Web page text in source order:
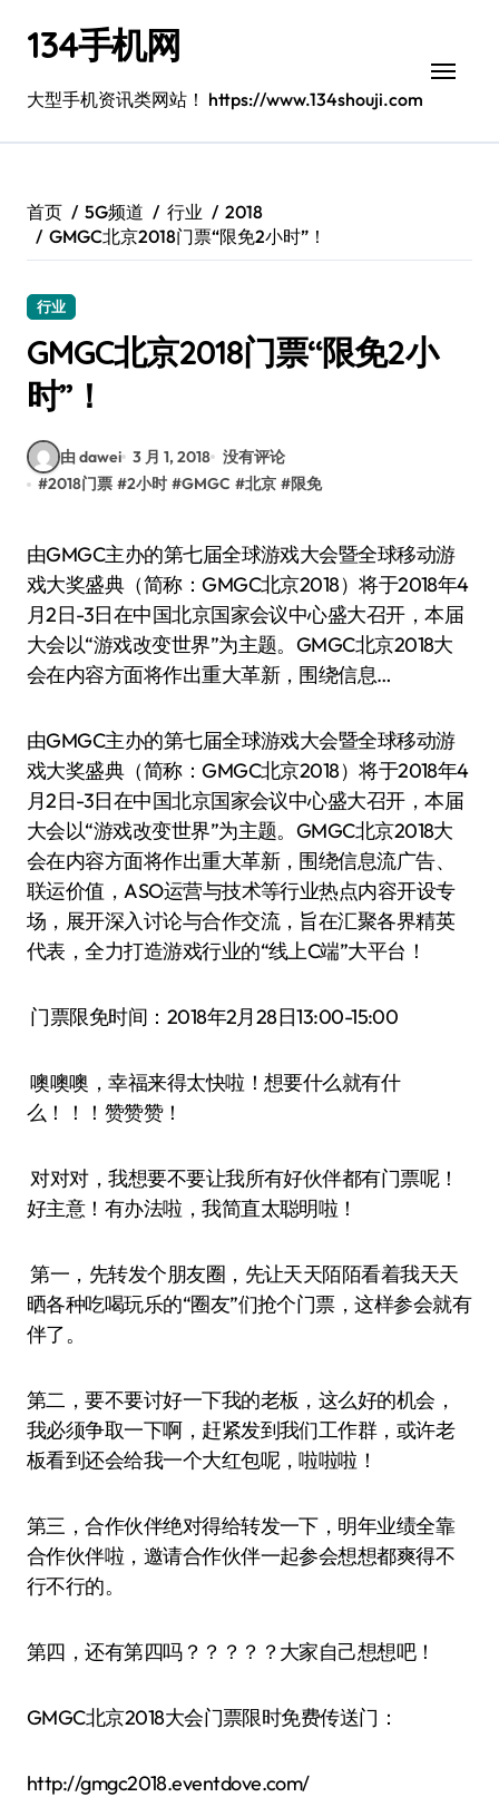
134手机网
大型手机资讯类网站！ https://www.134shouji.com
首页 5G频道 行业
2018
GMGC北京2018门票“限免2小时”！
行业
GMGC北京2018门票“限免2小
时”！
由 dawei 3 月 1, 2018 没有评论
#2018门票 #2小时 #GMGC #北京 #限免
由GMGC主办的第七届全球游戏大会暨全球移动游
戏大奖盛典（简称：GMGC北京2018）将于2018年4
月2日-3日在中国北京国家会议中心盛大召开，本届
大会以“游戏改变世界”为主题。GMGC北京2018大
会在内容方面将作出重大革新，围绕信息…
由GMGC主办的第七届全球游戏大会暨全球移动游
戏大奖盛典（简称：GMGC北京2018）将于2018年4
月2日-3日在中国北京国家会议中心盛大召开，本届
大会以“游戏改变世界”为主题。GMGC北京2018大
会在内容方面将作出重大革新，围绕信息流广告、
联运价值，ASO运营与技术等行业热点内容开设专
场，展开深入讨论与合作交流，旨在汇聚各界精英
代表，全力打造游戏行业的“线上C端”大平台！
门票限免时间：2018年2月28日13:00-15:00
噢噢噢，幸福来得太快啦！想要什么就有什
么！！！赞赞赞！
对对对，我想要不要让我所有好伙伴都有门票呢！
好主意！有办法啦，我简直太聪明啦！
第一，先转发个朋友圈，先让天天陌陌看着我天天
晒各种吃喝玩乐的“圈友”们抢个门票，这样参会就有
伴了。
第二，要不要讨好一下我的老板，这么好的机会，
我必须争取一下啊，赶紧发到我们工作群，或许老
板看到还会给我一个大红包呢，啦啦啦！
第三，合作伙伴绝对得给转发一下，明年业绩全靠
合作伙伴啦，邀请合作伙伴一起参会想想都爽得不
行不行的。
第四，还有第四吗？？？？？大家自己想想吧！
GMGC北京2018大会门票限时免费传送门：
http://gmgc2018.eventdove.com/